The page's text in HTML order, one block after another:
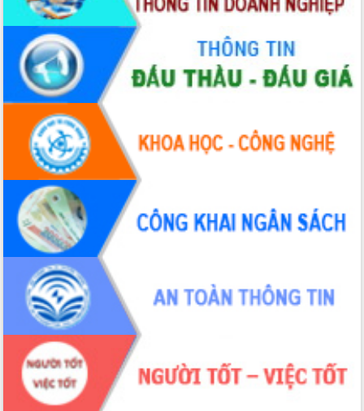
Đắk Lắk phát động hưởng ứng Ngày
Quyền của người tiêu dùng Việt Nam
2026
Đẩy mạnh cải cách hành chính, quyết
tâm đạt được mục tiêu tăng trưởng
hai con số trong năm 2026
Tổ chức trang trọng Lễ hội Đền thờ
Lương Văn Chánh năm 2026
Phó Bí thư Tỉnh ủy Đắk Lắk Đỗ Hữu
Huy giữ chức Bí thư Đảng ủy Ủy Ban
Nhân dân tỉnh
Bệnh án điện tử thúc đẩy chuyển đổi
số y tế tại Đắk Lắk
Chuyển đổi số thư viện: Mở rộng
không gian tri thức trong thời đại số
Đánh giá, rút kinh nghiệm công tác tổ
chức diễn tập trước ngày bầu cử
Chương trình “Gặp gỡ hữu nghị –
Friendship Meeting New Year 2026”
Bầu cử Quốc hội và HĐND: Cử tri Đắk
Lắk gửi gắm niềm tin, kỳ vọng vào lá
phiếu
Đắk Lắk sẵn sàng các điều kiện cho